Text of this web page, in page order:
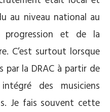
au niveau national au
et de la
C’est surtout lorsque
par la DRAC à partir de
des musiciens
Je fais souvent cette